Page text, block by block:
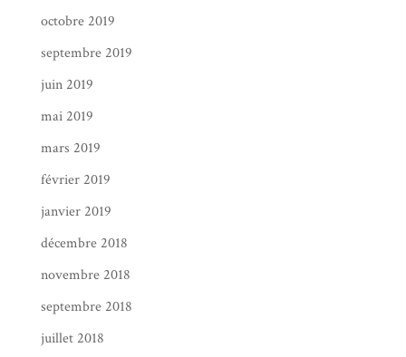
octobre 2019
septembre 2019
juin 2019
mai 2019
mars 2019
février 2019
janvier 2019
décembre 2018
novembre 2018
septembre 2018
juillet 2018